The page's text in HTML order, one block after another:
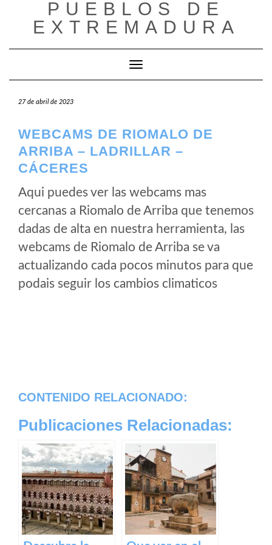
contenido
PUEBLOS DE
EXTREMADURA
Cambiar modo de navegación
27 de abril de 2023
WEBCAMS DE RIOMALO DE
ARRIBA – LADRILLAR –
CÁCERES
Aqui puedes ver las webcams mas
cercanas a Riomalo de Arriba que tenemos
dadas de alta en nuestra herramienta, las
webcams de Riomalo de Arriba se va
actualizando cada pocos minutos para que
podais seguir los cambios climaticos
CONTENIDO RELACIONADO:
Publicaciones Relacionadas: